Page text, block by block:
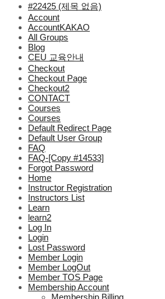
#22425 (제목 없음)
Account
AccountKAKAO
All Groups
Blog
CEU 교육안내
Checkout
Checkout Page
Checkout2
CONTACT
Courses
Courses
Default Redirect Page
Default User Group
FAQ
FAQ-[Copy #14533]
Forgot Password
Home
Instructor Registration
Instructors List
Learn
learn2
Log In
Login
Lost Password
Member Login
Member LogOut
Member TOS Page
Membership Account
Membership Billing